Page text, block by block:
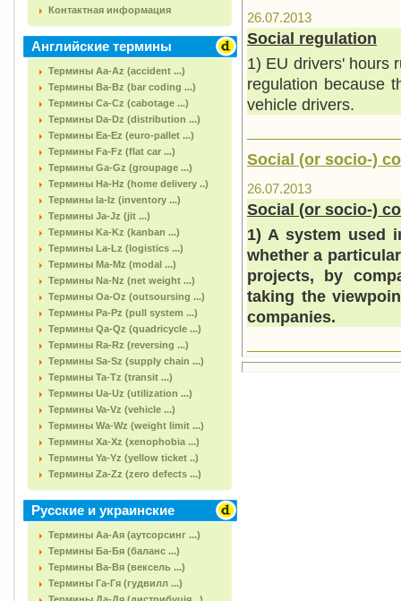
Контактная информация
Английские термины
Термины Aa-Az (accident ...)
Термины Ba-Bz (bar coding ...)
Термины Ca-Cz (cabotage ...)
Термины Da-Dz (distribution ...)
Термины Ea-Ez (euro-pallet ...)
Термины Fa-Fz (flat car ...)
Термины Ga-Gz (groupage ...)
Термины Ha-Hz (home delivery ..)
Термины Ia-Iz (inventory ...)
Термины Ja-Jz (jit ...)
Термины Ka-Kz (kanban ...)
Термины La-Lz (logistics ...)
Термины Ma-Mz (modal ...)
Термины Na-Nz (net weight ...)
Термины Oa-Oz (outsoursing ...)
Термины Pa-Pz (pull system ...)
Термины Qa-Qz (quadricycle ...)
Термины Ra-Rz (reversing ...)
Термины Sa-Sz (supply chain ...)
Термины Ta-Tz (transit ...)
Термины Ua-Uz (utilization ...)
Термины Va-Vz (vehicle ...)
Термины Wa-Wz (weight limit ...)
Термины Xa-Xz (xenophobia ...)
Термины Ya-Yz (yellow ticket ..)
Термины Za-Zz (zero defects ...)
Русские и украинские
Термины Аа-Ая (аутсорсинг ...)
Термины Ба-Бя (баланс ...)
Термины Ва-Вя (вексель ...)
Термины Га-Гя (гудвилл ...)
26.07.2013
Social regulation
1) EU drivers' hours
regulation because
vehicle drivers.
Social (or socio-)
26.07.2013
Social (or socio-)
1) A system used
whether a
projects, by
taking the
companies.